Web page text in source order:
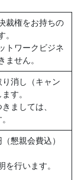
裁権をお持ちの
トワークビジネ
ません。
消し（キャン
す。
ましては、
懇親会費込）
行います。